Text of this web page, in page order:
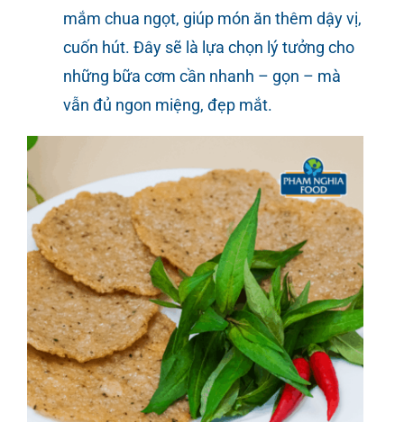
mắm chua ngọt, giúp món ăn thêm dậy vị,
cuốn hút. Đây sẽ là lựa chọn lý tưởng cho
những bữa cơm cần nhanh – gọn – mà
vẫn đủ ngon miệng, đẹp mắt.